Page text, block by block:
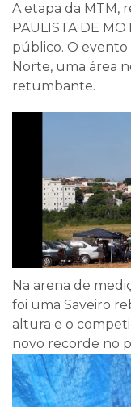
A etapa da MTM,
PAULISTA DE
público. O evento
Norte, uma área
retumbante.
Na arena de
foi uma Saveiro
altura e o
novo recorde no